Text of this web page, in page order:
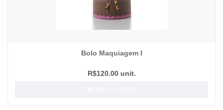
Bolo Maquiagem I
R$120.00 unit.